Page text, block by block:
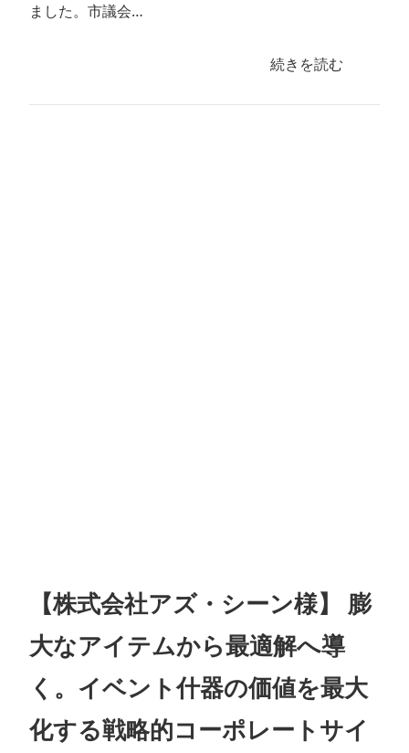
ました。市議会…
続きを読む
【株式会社アズ・シーン様】 膨
大なアイテムから最適解へ導
く。イベント什器の価値を最大
化する戦略的コーポレートサイ